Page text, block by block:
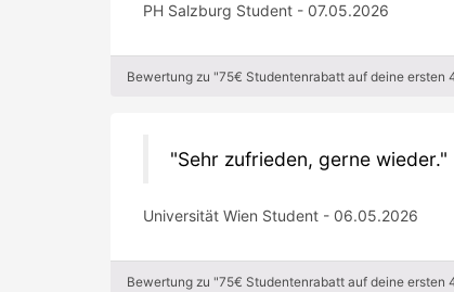
PH Salzburg Student - 07.05.2026
Bewertung zu "75€ Studentenrabatt auf deine ersten
Sehr zufrieden, gerne wieder.
Universität Wien Student - 06.05.2026
Bewertung zu "75€ Studentenrabatt auf deine ersten